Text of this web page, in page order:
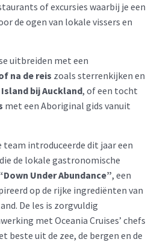
of excursies waarbij je een
de ogen van lokale vissers en
uitbreiden met een
na de reis zoals sterrenkijken en
bij Auckland, of een tocht
met een Aboriginal gids vanuit
introduceerde dit jaar een
de lokale gastronomische
Under Abundance”, een
op de rijke ingrediënten van
De les is zorgvuldig
met Oceania Cruises’ chefs
beste uit de zee, de bergen en de